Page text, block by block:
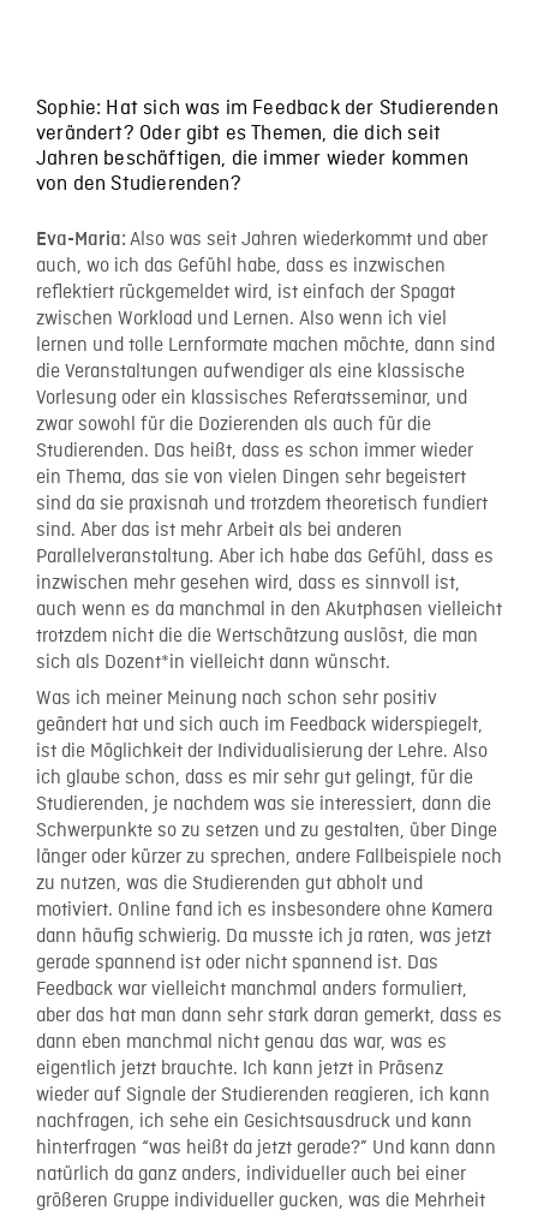
Sophie: Hat sich was im Feedback der Studierenden
verändert? Oder gibt es Themen, die dich seit
Jahren beschäftigen, die immer wieder kommen
von den Studierenden?
Eva-Maria: Also was seit Jahren wiederkommt und aber
auch, wo ich das Gefühl habe, dass es inzwischen
reflektiert rückgemeldet wird, ist einfach der Spagat
zwischen Workload und Lernen. Also wenn ich viel
lernen und tolle Lernformate machen möchte, dann sind
die Veranstaltungen aufwendiger als eine klassische
Vorlesung oder ein klassisches Referatsseminar, und
zwar sowohl für die Dozierenden als auch für die
Studierenden. Das heißt, dass es schon immer wieder
ein Thema, das sie von vielen Dingen sehr begeistert
sind da sie praxisnah und trotzdem theoretisch fundiert
sind. Aber das ist mehr Arbeit als bei anderen
Parallelveranstaltung. Aber ich habe das Gefühl, dass es
inzwischen mehr gesehen wird, dass es sinnvoll ist,
auch wenn es da manchmal in den Akutphasen vielleicht
trotzdem nicht die die Wertschätzung auslöst, die man
sich als Dozent*in vielleicht dann wünscht.
Was ich meiner Meinung nach schon sehr positiv
geändert hat und sich auch im Feedback widerspiegelt,
ist die Möglichkeit der Individualisierung der Lehre. Also
ich glaube schon, dass es mir sehr gut gelingt, für die
Studierenden, je nachdem was sie interessiert, dann die
Schwerpunkte so zu setzen und zu gestalten, über Dinge
länger oder kürzer zu sprechen, andere Fallbeispiele noch
zu nutzen, was die Studierenden gut abholt und
motiviert. Online fand ich es insbesondere ohne Kamera
dann häufig schwierig. Da musste ich ja raten, was jetzt
gerade spannend ist oder nicht spannend ist. Das
Feedback war vielleicht manchmal anders formuliert,
aber das hat man dann sehr stark daran gemerkt, dass es
dann eben manchmal nicht genau das war, was es
eigentlich jetzt brauchte. Ich kann jetzt in Präsenz
wieder auf Signale der Studierenden reagieren, ich kann
nachfragen, ich sehe ein Gesichtsausdruck und kann
hinterfragen “was heißt da jetzt gerade?” Und kann dann
natürlich da ganz anders, individueller auch bei einer
größeren Gruppe individueller gucken, was die Mehrheit